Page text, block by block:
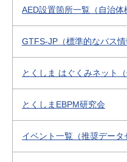
AED設置箇所一覧（自治体
GTFS-JP（標準的なバス情
とくしま はぐくみネット（
とくしまEBPM研究会
イベント一覧（推奨データ